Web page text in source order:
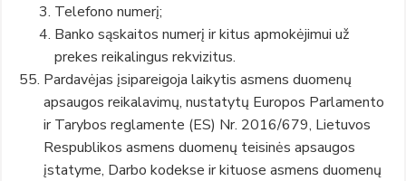
Telefono numerį;
Banko sąskaitos numerį ir kitus apmokėjimui už
prekes reikalingus rekvizitus.
Pardavėjas įsipareigoja laikytis asmens duomenų
apsaugos reikalavimų, nustatytų Europos Parlamento
ir Tarybos reglamente (ES) Nr. 2016/679, Lietuvos
Respublikos asmens duomenų teisinės apsaugos
įstatyme, Darbo kodekse ir kituose asmens duomenų